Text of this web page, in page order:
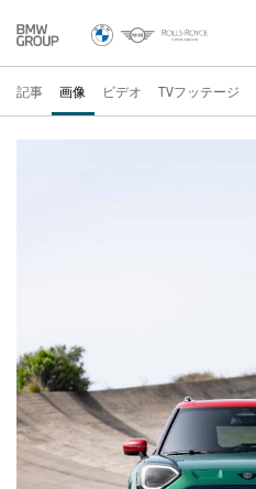
記事 画像 ビデオ TVフッテージ